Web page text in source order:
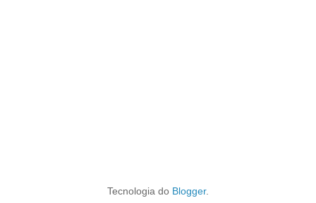
Tecnologia do Blogger.